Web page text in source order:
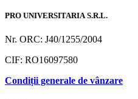
PRO UNIVERSITARIA S.R.L.
Nr. ORC: J40/1255/2004
CIF: RO16097580
Condiții generale de vânzare